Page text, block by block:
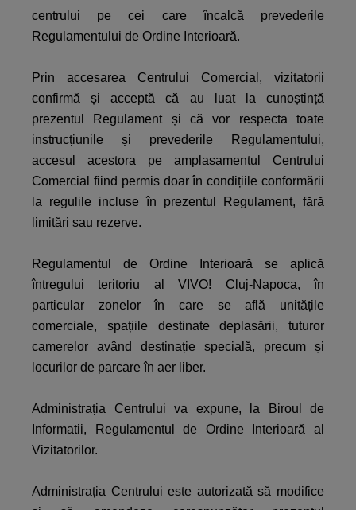
centrului pe cei care încalcă prevederile
Regulamentului de Ordine Interioară.
Prin accesarea Centrului Comercial, vizitatorii
confirmă și acceptă că au luat la cunoștință
prezentul Regulament și că vor respecta toate
instrucțiunile și prevederile Regulamentului,
accesul acestora pe amplasamentul Centrului
Comercial fiind permis doar în condițiile conformării
la regulile incluse în prezentul Regulament, fără
limitări sau rezerve.
Regulamentul de Ordine Interioară se aplică
întregului teritoriu al VIVO! Cluj-Napoca, în
particular zonelor în care se află unitățile
comerciale, spațiile destinate deplasării, tuturor
camerelor având destinație specială, precum și
locurilor de parcare în aer liber.
Administrația Centrului va expune, la Biroul de
Informatii, Regulamentul de Ordine Interioară al
Vizitatorilor.
Administrația Centrului este autorizată să modifice